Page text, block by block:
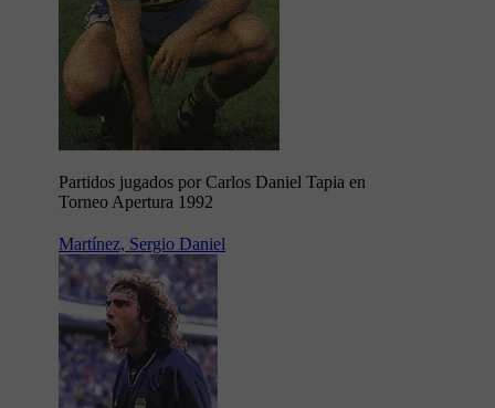
Partidos jugados por Carlos Daniel Tapia en
Torneo Apertura 1992
Martínez, Sergio Daniel